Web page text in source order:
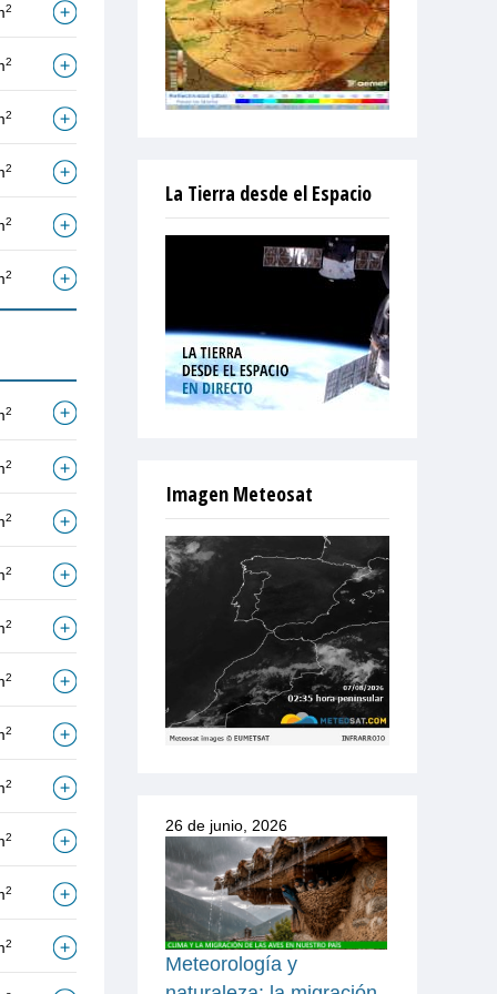
2
2
2
2
2
2
2
2
2
2
2
2
2
2
2
2
2
La Tierra desde el Espacio
Imagen Meteosat
26 de junio, 2026
Meteorología y